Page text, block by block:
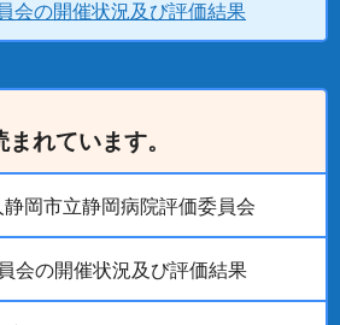
会の開催状況及び評価結果
れています。
岡市立静岡病院評価委員会
会の開催状況及び評価結果